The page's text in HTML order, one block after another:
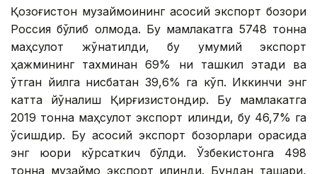
Қозоғистон музқаймоқининг асосий экспорт бозори
Россия бўлиб қолмоқда. Бу мамлакатга 5748 тонна
маҳсулот жўнатилди, бу умумий экспорт
ҳажмининг тахминан 69% ни ташкил этади ва
ўтган йилга нисбатан 39,6% га кўп. Иккинчи энг
катта йўналиш Қирғизистондир. Бу мамлакатга
2019 тонна маҳсулот экспорт қилинди, бу 46,7% га
ўсишдир. Бу асосий экспорт бозорлари орасида
энг юқори кўрсаткич бўлди. Ўзбекистонга 498
тонна музқаймоқ экспорт қилинди. Бундан ташқари,